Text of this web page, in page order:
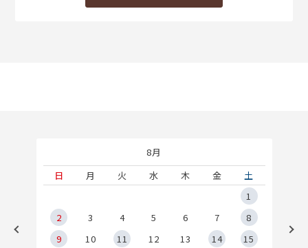
8月
日
月 火 水 木 金
土
1
2
3 4 5 6 7
8
9
10 11 12 13 14
15